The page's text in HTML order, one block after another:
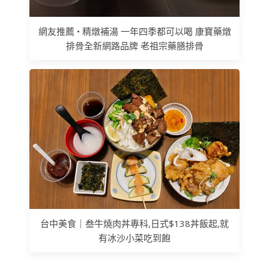
網友推薦 • 精燉補湯 一年四季都可以喝 康寶藥燉
排骨全新網路品牌 老祖宗藥膳排骨
台中美食｜叁牛燒肉丼專科,日式$138丼飯起,就
有冰沙小菜吃到飽